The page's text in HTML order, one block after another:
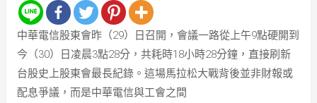
中華電信股東會昨（29）日召開，會議一路從上午9點硬開到
今（30）日凌晨3點28分，共耗時18小時28分鐘，直接刷新
台股史上股東會最長紀錄。這場馬拉松大戰背後並非財報或
配息爭議，而是中華電信與工會之間